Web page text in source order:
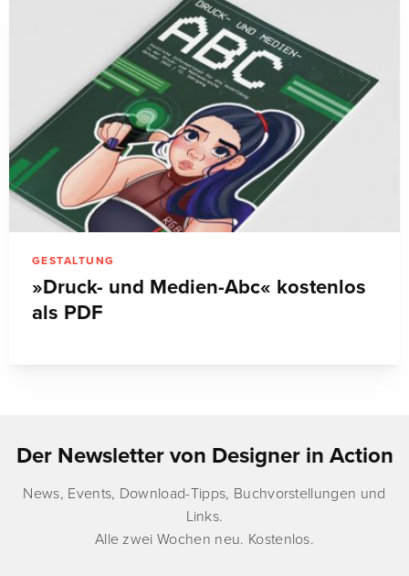
GESTALTUNG
»Druck- und Medien-Abc« kostenlos
als PDF
Der Newsletter von Designer in Action
News, Events, Download-Tipps, Buchvorstellungen und
Links.
Alle zwei Wochen neu. Kostenlos.